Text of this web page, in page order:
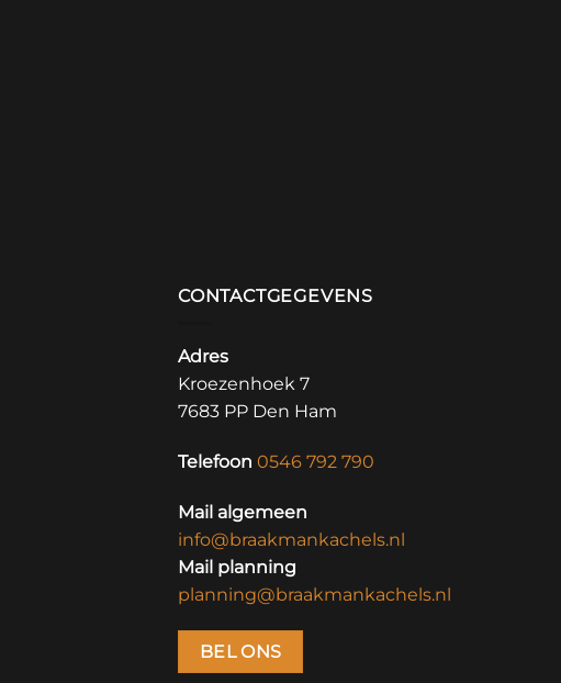
CONTACTGEGEVENS
Adres
Kroezenhoek 7
7683 PP Den Ham
Telefoon 0546 792 790
Mail algemeen
info@braakmankachels.nl
Mail planning
planning@braakmankachels.nl
BEL ONS